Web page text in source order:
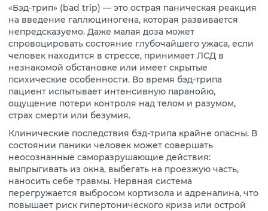
«Бэд-трип» (bad trip) — это острая паническая реакция
на введение галлюциногена, которая развивается
непредсказуемо. Даже малая доза может
спровоцировать состояние глубочайшего ужаса, если
человек находится в стрессе, принимает ЛСД в
незнакомой обстановке или имеет скрытые
психические особенности. Во время бэд-трипа
пациент испытывает интенсивную паранойю,
ощущение потери контроля над телом и разумом,
страх смерти или безумия.
Клинические последствия бэд-трипа крайне опасны. В
состоянии паники человек может совершать
неосознанные саморазрушающие действия:
выпрыгивать из окна, выбегать на проезжую часть,
наносить себе травмы. Нервная система
перегружается выбросом кортизола и адреналина, что
повышает риск гипертонического криза или острой